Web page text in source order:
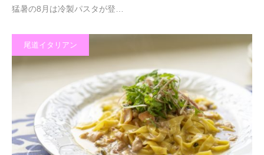
猛暑の8月は冷製パスタが登…
尾道イタリアン